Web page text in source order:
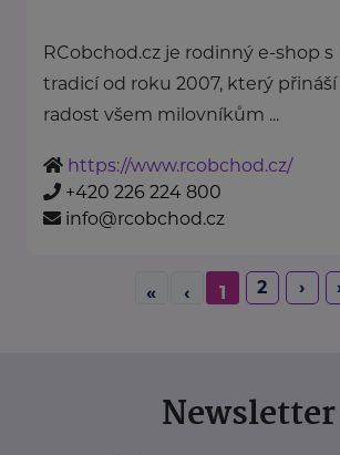
RCobchod.cz je rodinný e-shop s
tradicí od roku 2007, který přináší
radost všem milovníkům ...
https://www.rcobchod.cz/
+420 226 224 800
info@rcobchod.cz
« ‹ 1 2 ›
Newsletter